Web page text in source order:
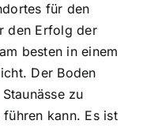
für den
den Erfolg der
besten in einem
Der Boden
zu
kann. Es ist